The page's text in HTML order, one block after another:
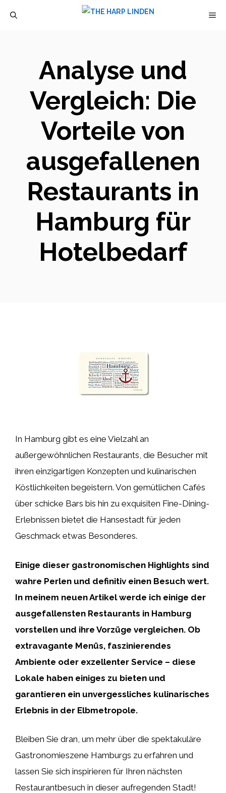
Analyse und
Vergleich: Die
Vorteile von
ausgefallenen
Restaurants in
Hamburg für
Hotelbedarf
In Hamburg gibt es eine Vielzahl an
außergewöhnlichen Restaurants, die Besucher mit
ihren einzigartigen Konzepten und kulinarischen
Köstlichkeiten begeistern. Von gemütlichen Cafés
über schicke Bars bis hin zu exquisiten Fine-Dining-
Erlebnissen bietet die Hansestadt für jeden
Geschmack etwas Besonderes.
Einige dieser gastronomischen Highlights sind
wahre Perlen und definitiv einen Besuch wert.
In meinem neuen Artikel werde ich einige der
ausgefallensten Restaurants in Hamburg
vorstellen und ihre Vorzüge vergleichen. Ob
extravagante Menüs, faszinierendes
Ambiente oder exzellenter Service – diese
Lokale haben einiges zu bieten und
garantieren ein unvergessliches kulinarisches
Erlebnis in der Elbmetropole.
Bleiben Sie dran, um mehr über die spektakuläre
Gastronomieszene Hamburgs zu erfahren und
lassen Sie sich inspirieren für Ihren nächsten
Restaurantbesuch in dieser aufregenden Stadt!